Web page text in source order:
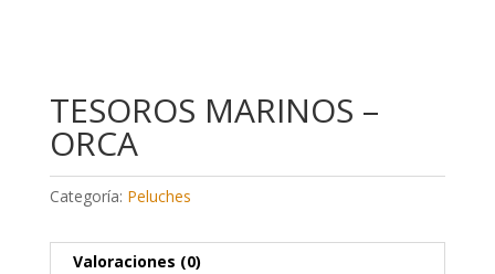
TESOROS MARINOS –
ORCA
Categoría: Peluches
Valoraciones (0)